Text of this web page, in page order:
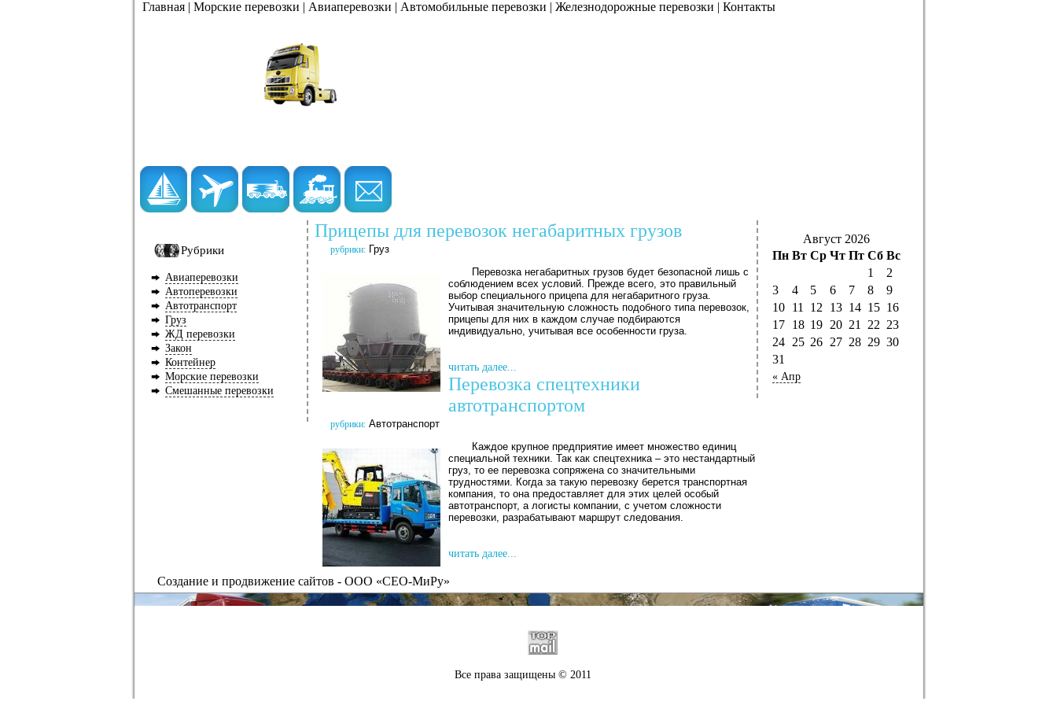
Главная | Морские перевозки | Авиаперевозки | Автомобильные перевозки | Железнодорожные перевозки | Контакты
Рубрики
Авиаперевозки
Автоперевозки
Автотранспорт
Груз
ЖД перевозки
Закон
Контейнер
Морские перевозки
Смешанные перевозки
Август 2026
Пн Вт Ср Чт Пт Сб Вс
« Апр
1
2
3
4 5 6 7 8
9
10 11 12 13 14 15 16
17 18 19 20 21 22 23
24 25 26 27 28 29 30
31
Прицепы для перевозок негабаритных грузов
рубрики: Груз
Перевозка негабаритных грузов будет безопасной лишь с
соблюдением всех условий. Прежде всего, это правильный
выбор специального прицепа для негабаритного груза.
Учитывая значительную сложность подобного типа перевозок,
прицепы для них в каждом случае подбираются
индивидуально, учитывая все особенности груза.
читать далее...
Перевозка спецтехники
автотранспортом
рубрики: Автотранспорт
Каждое крупное предприятие имеет множество единиц
специальной техники. Так как спецтехника – это нестандартный
груз, то ее перевозка сопряжена со значительными
трудностями. Когда за такую перевозку берется транспортная
компания, то она предоставляет для этих целей особый
автотранспорт, а логисты компании, с учетом сложности
перевозки, разрабатывают маршрут следования.
читать далее...
Создание и продвижение сайтов - ООО «СЕО-МиРу»
Все права защищены © 2011